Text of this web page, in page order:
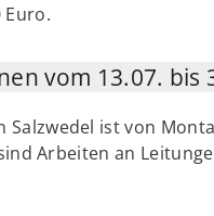
vom 13.07. bis
ist von
Arbeiten an